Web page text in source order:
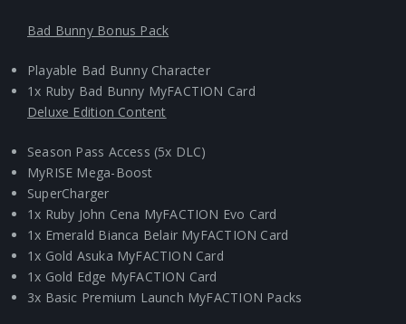
Bad Bunny Bonus Pack
Playable Bad Bunny Character
1x Ruby Bad Bunny MyFACTION Card
Deluxe Edition Content
Season Pass Access (5x DLC)
MyRISE Mega-Boost
SuperCharger
1x Ruby John Cena MyFACTION Evo Card
1x Emerald Bianca Belair MyFACTION Card
1x Gold Asuka MyFACTION Card
1x Gold Edge MyFACTION Card
3x Basic Premium Launch MyFACTION Packs